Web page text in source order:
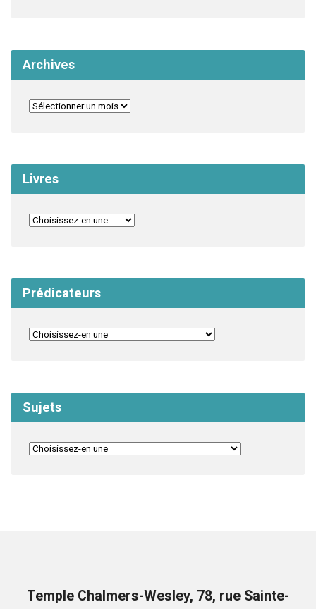
Archives
Livres
Prédicateurs
Sujets
Temple Chalmers-Wesley, 78, rue Sainte-